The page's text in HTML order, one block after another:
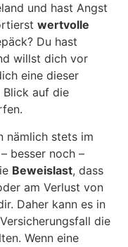
und hast Angst
wertvolle
Du hast
willst dich vor
eine dieser
Blick auf die
nämlich stets im
besser noch –
Beweislast, dass
am Verlust von
Daher kann es in
die
Wenn eine